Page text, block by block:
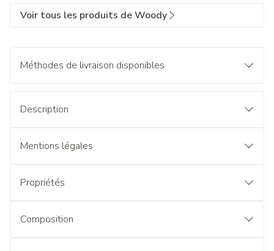
Voir tous les produits de Woody
Méthodes de livraison disponibles
Description
Mentions légales
Propriétés
Composition